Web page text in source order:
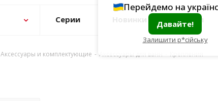
Перейдемо на
Давайте!
Залишити р*сійську
Серии Акции
Аксессуары и комплектующие - Аксессуары для ванн Крепления